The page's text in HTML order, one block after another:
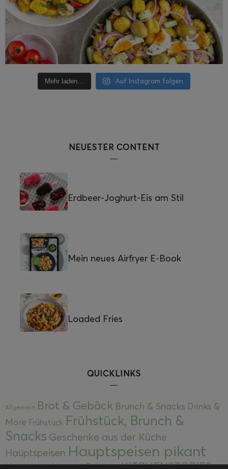
Mehr laden… Auf Instagram folgen
NEUESTER CONTENT
Erdbeer-Joghurt-Eis am Stil
Mein neues Airfryer E-Book
Loaded Fries
QUICKLINKS
Allgemein Brot & Gebäck Brunch & Snacks Drinks &
More Frühstück Frühstück, Brunch &
Snacks Geschenke aus der Küche
Hauptspeisen Hauptspeisen pikant